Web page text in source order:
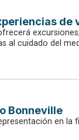
de
al cuidado del
Bonneville
en la